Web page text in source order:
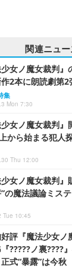
関連ニュー
少女ノ魔女裁判
2本に朗読劇第
集
Mon 7:30
少女ノ魔女裁判
から始まる犯人
Thu 12:00
少女ノ魔女裁判
の魔法議論ミス
Tue 10:45
評『魔法少女ノ
?????ノ裏????
式“暴露”は今秋